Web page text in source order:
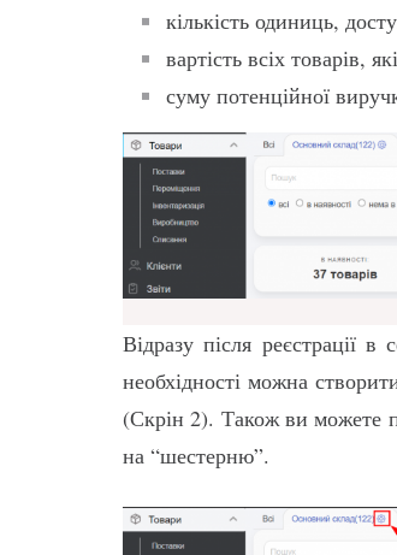
кількість одиниць,
вартість всіх товарів,
суму потенційної
Відразу після реєстрації
необхідності можна
(Скрін 2). Також ви можете
на “шестерню”.